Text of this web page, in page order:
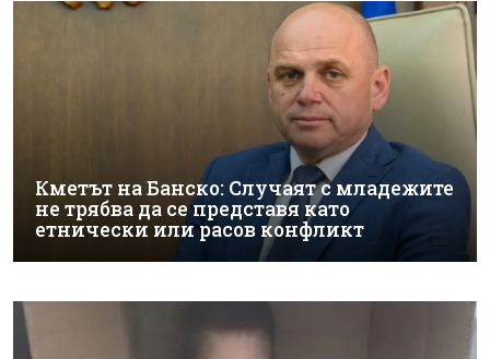
Кметът на Банско: Случаят с младежите
не трябва да се представя като
етнически или расов конфликт